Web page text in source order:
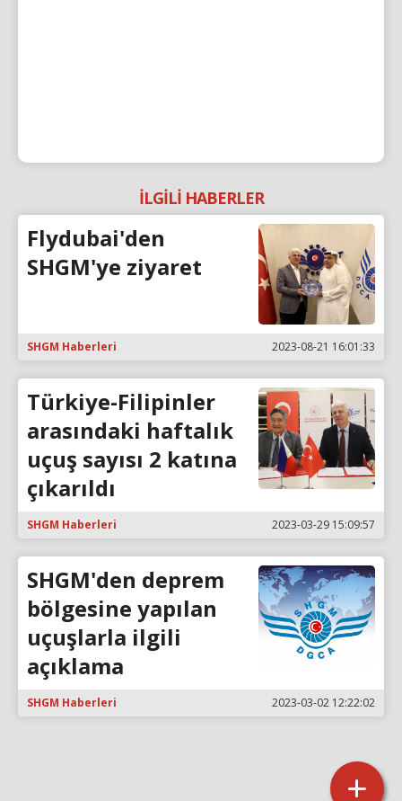
İLGİLİ HABERLER
Flydubai'den
SHGM'ye ziyaret
SHGM Haberleri 2023-08-21 16:01:33
Türkiye-Filipinler
arasındaki haftalık
uçuş sayısı 2 katına
çıkarıldı
SHGM Haberleri 2023-03-29 15:09:57
SHGM'den deprem
bölgesine yapılan
uçuşlarla ilgili
açıklama
SHGM Haberleri 2023-03-02 12:22:02